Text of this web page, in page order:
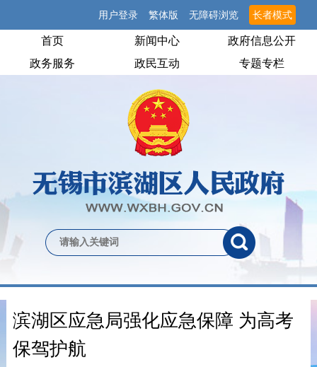
用户登录 繁体版 无障碍浏览 长者模式
首页 新闻中心
政府信息公开
政务服务
政民互动 专题专栏
滨湖区应急局强化应急保障 为高考
保驾护航